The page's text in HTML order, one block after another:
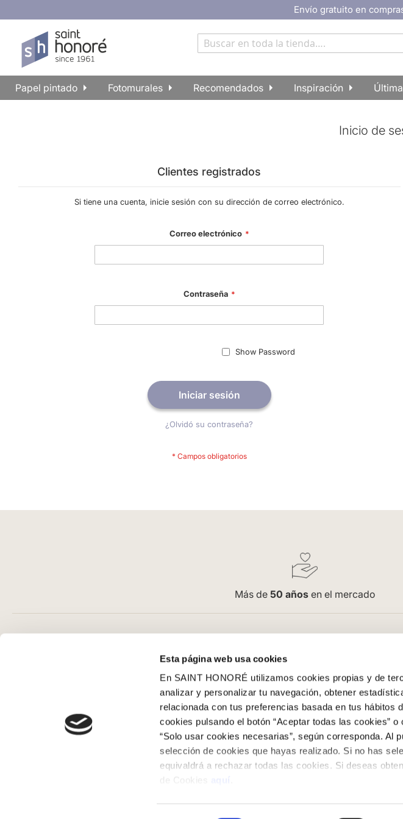
Esta página web usa cookies
En SAINT HONORÉ utilizamos cookies propias y de
analizar y personalizar tu navegación, obtener
relacionada con tus preferencias basada en tus hábitos
cookies pulsando el botón “Aceptar todas las cookies”
“Solo usar cookies necesarias”, según corresponda. Al
selección de cookies que hayas realizado. Si no has
equivaldrá a rechazar todas las cookies. Si deseas
Envío gratuito en
Papel pintado Fotomurales Recomendados Inspiración
Inicio de
Clientes registrados
Si tiene una cuenta, inicie sesión con su dirección de correo electrónico.
Correo electrónico
Contraseña
Show Password
Iniciar sesión
¿Olvidó su contraseña?
Más de 50 añosen el mercado
Cómo comprar en nuestra web
Cómo colocar papel pintado
Simbología del papel pintado
Aviso Legal
Condiciones Generales
Pago
SeQura
Envíos y entrega
Políticas de devoluciones
Saint Honoré
Acceso
Oficinas
Trabaja con
Contacto
Colowall